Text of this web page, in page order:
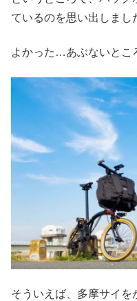
ているのを思い出しまし
よかった…あぶないとこ
そういえば、多摩サイを